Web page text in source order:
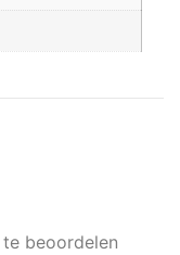
te beoordelen